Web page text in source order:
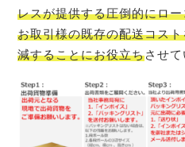
レスが提供する圧倒的にロ
お取引様の既存の配送コス
減することにお役立ちさせて